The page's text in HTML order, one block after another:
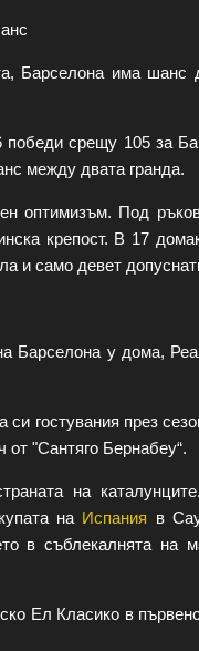
Барселона има шанс
срещу 105 за
между двата гранда.
оптимизъм. Под
крепост. В 17
и само девет
Барселона у дома,
гостувания през
от "Сантяго Бернабеу“.
на
на Испания в
в съблекалнята на
Ел Класико в